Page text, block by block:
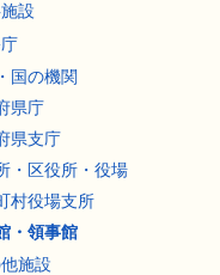
設
国の機関
県庁
県支庁
・区役所・役場
村役場支所
・領事館
施設